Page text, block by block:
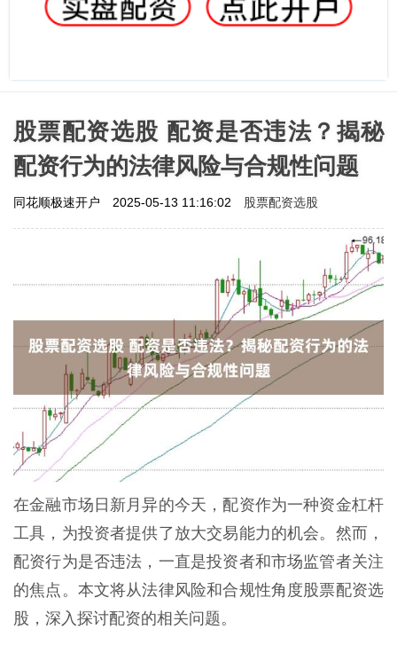
股票配资选股 配资是否违法？揭秘
配资行为的法律风险与合规性问题
同花顺极速开户 2025-05-13 11:16:02 股票配资选股
在金融市场日新月异的今天，配资作为一种资金杠杆
工具，为投资者提供了放大交易能力的机会。然而，
配资行为是否违法，一直是投资者和市场监管者关注
的焦点。本文将从法律风险和合规性角度股票配资选
股，深入探讨配资的相关问题。